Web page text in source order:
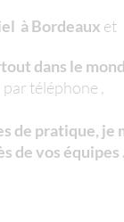
à Bordeaux et
dans le
téléphone ,
de pratique, je
de vos équipes .